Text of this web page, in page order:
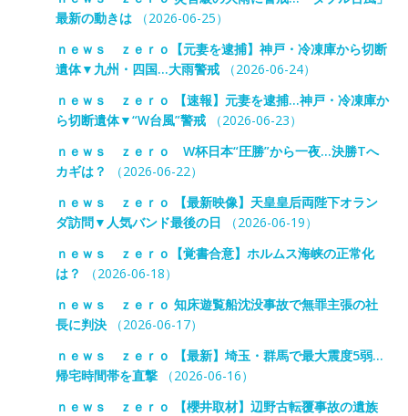
最新の動きは（2026-06-25）
ｎｅｗｓ ｚｅｒｏ【元妻を逮捕】神戸・冷凍庫から切断
遺体▼九州・四国…大雨警戒（2026-06-24）
ｎｅｗｓ ｚｅｒｏ 【速報】元妻を逮捕…神戸・冷凍庫か
ら切断遺体▼“W台風”警戒（2026-06-23）
ｎｅｗｓ ｚｅｒｏ W杯日本“圧勝”から一夜…決勝Tへ
カギは？
（2026-06-22）
ｎｅｗｓ ｚｅｒｏ 【最新映像】天皇皇后両陛下オラン
ダ訪問▼人気バンド最後の日 （2026-06-19）
ｎｅｗｓ ｚｅｒｏ【覚書合意】ホルムス海峡の正常化
は？
（2026-06-18）
ｎｅｗｓ ｚｅｒｏ 知床遊覧船沈没事故で無罪主張の社
長に判決（2026-06-17）
ｎｅｗｓ ｚｅｒｏ 【最新】埼玉・群馬で最大震度5弱…
帰宅時間帯を直撃（2026-06-16）
ｎｅｗｓ ｚｅｒｏ 【櫻井取材】辺野古転覆事故の遺族